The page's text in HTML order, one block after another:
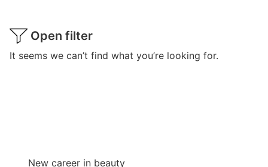
Open filter
It seems we can’t find what you’re looking for.
New career in beauty